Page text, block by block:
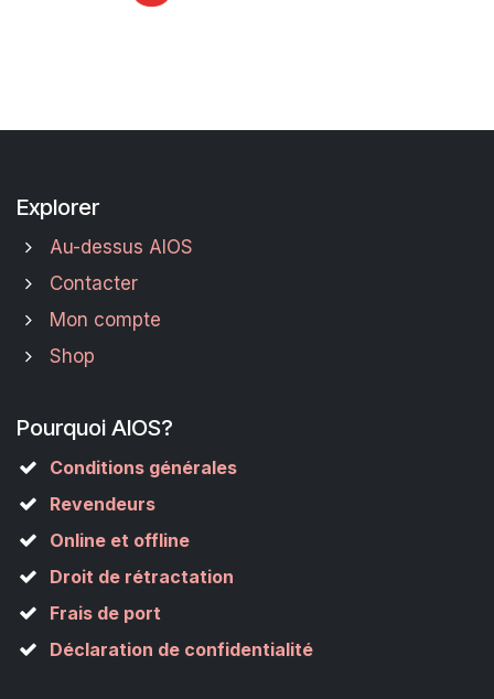
Explorer
Au-dessus AIOS
Contacter
Mon compte
Shop
Pourquoi AIOS?
Conditions générales
Revendeurs
Online et offline
Droit de rétractation
Frais de port
Déclaration de confidentialité